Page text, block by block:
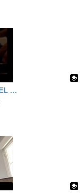
BÉCQUER MAESE PÉREZ EL ORGANISTA